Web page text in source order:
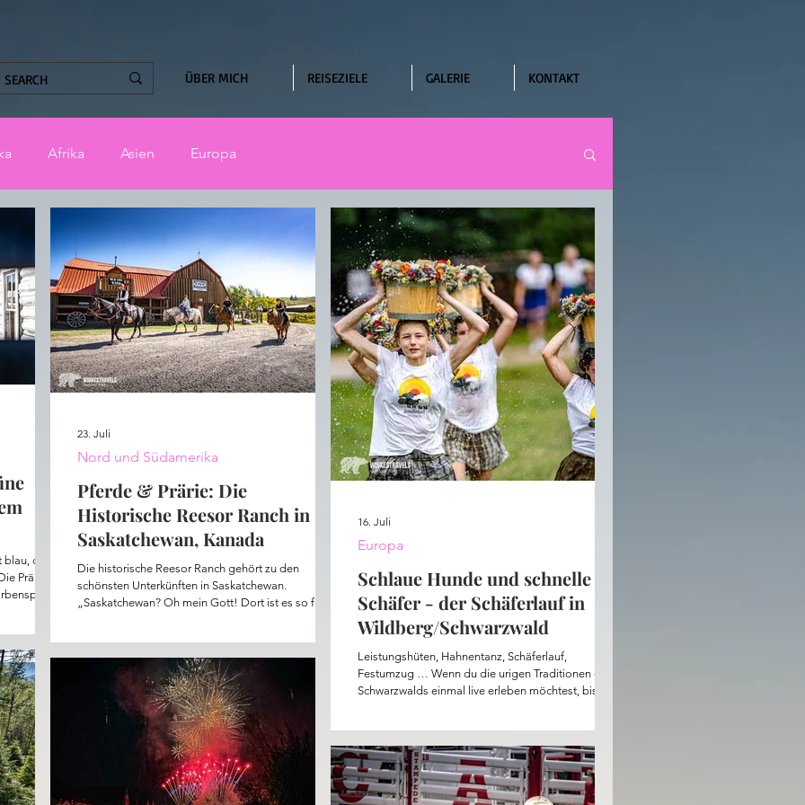
ÜBER MICH REISEZIELE GALERIE KONTAKT
Afrika Asien Europa
die
Prärie
gibt es
der
Pferde & Prärie: Die
Historische Reesor Ranch in
Saskatchewan, Kanada
Die historische Reesor Ranch gehört zu den
schönsten Unterkünften in Saskatchewan.
„Saskatchewan? Oh mein Gott! Dort ist es so flach,
Ihre Sitznachbarin sieht das völlig anders: „Berge
machen mich klaustrophobisch. Da sieht man gar
nicht den Himmel?“ Tatsächlich ist mein erstes Ziel
in Saskatchewan alles andere als flach.
Nord und Südamerika
23. Juli
Schlaue Hunde und schnelle
Schäfer - der Schäferlauf in
Wildberg/Schwarzwald
Leistungshüten, Hahnentanz, Schäferlauf,
Festumzug … Wenn du die urigen Traditionen des
Schwarzwalds einmal live erleben möchtest, bist du
Die Leistungsprüfung ist nur einer von vielen
Höhepunkten des Wildberger Schäferlaufs. 2018
hat die UNESCO die Tradition des Schäferlaufs in
Europa
16. Juli